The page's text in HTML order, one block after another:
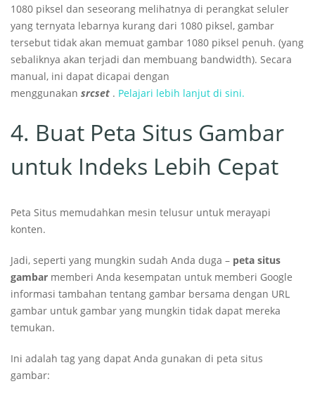
1080 piksel dan seseorang melihatnya di perangkat seluler
yang ternyata lebarnya kurang dari 1080 piksel, gambar
tersebut tidak akan memuat gambar 1080 piksel penuh. (yang
sebaliknya akan terjadi dan membuang bandwidth). Secara
manual, ini dapat dicapai dengan
menggunakan srcset . Pelajari lebih lanjut di sini.
4. Buat Peta Situs Gambar
untuk Indeks Lebih Cepat
Peta Situs memudahkan mesin telusur untuk merayapi
konten.
Jadi, seperti yang mungkin sudah Anda duga – peta situs
gambar memberi Anda kesempatan untuk memberi Google
informasi tambahan tentang gambar bersama dengan URL
gambar untuk gambar yang mungkin tidak dapat mereka
temukan.
Ini adalah tag yang dapat Anda gunakan di peta situs
gambar: